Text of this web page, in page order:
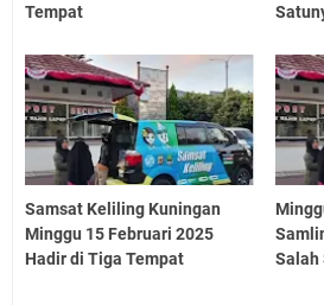
Tempat
Samsat Keliling Kuningan
Minggu 15 Februari 2025
Hadir di Tiga Tempat
Salah